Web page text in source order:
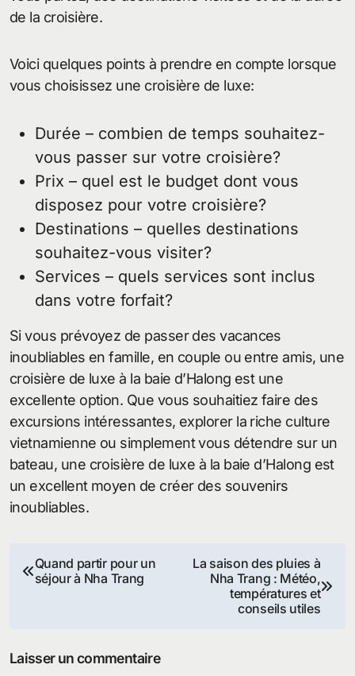
de la croisière.
Voici quelques points à prendre en compte lorsque
vous choisissez une croisière de luxe:
Durée – combien de temps souhaitez-
vous passer sur votre croisière?
Prix – quel est le budget dont vous
disposez pour votre croisière?
Destinations – quelles destinations
souhaitez-vous visiter?
Services – quels services sont inclus
dans votre forfait?
Si vous prévoyez de passer des vacances
inoubliables en famille, en couple ou entre amis, une
croisière de luxe à la baie d’Halong est une
excellente option. Que vous souhaitiez faire des
excursions intéressantes, explorer la riche culture
vietnamienne ou simplement vous détendre sur un
bateau, une croisière de luxe à la baie d’Halong est
un excellent moyen de créer des souvenirs
inoubliables.
Navigation
Quand partir pour un
séjour à Nha Trang
La saison des pluies à
Nha Trang : Météo,
températures et
conseils utiles
Laisser un commentaire